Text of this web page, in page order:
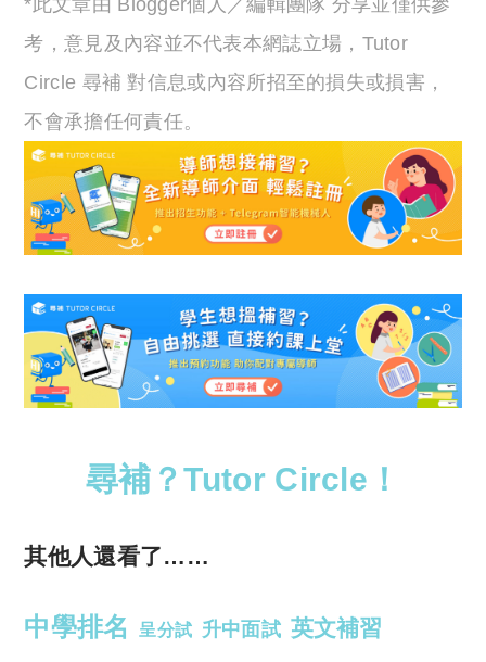
考，意見及內容並不代表本網誌立場，Tutor
Circle 尋補 對信息或內容所招至的損失或損害，
不會承擔任何責任。
尋補？Tutor Circle！
其他人還看了……
中學排名 呈分試 升中面試 英文補習